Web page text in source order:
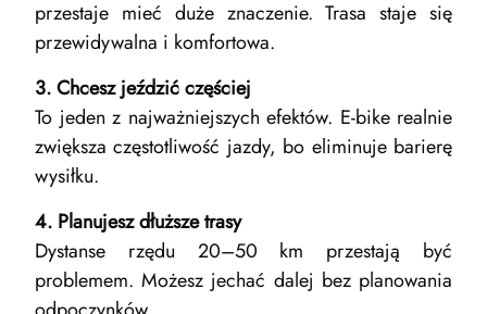
przestaje mieć duże znaczenie. Trasa staje się
przewidywalna i komfortowa.
3. Chcesz jeździć częściej
To jeden z najważniejszych efektów. E-bike realnie
zwiększa częstotliwość jazdy, bo eliminuje barierę
wysiłku.
4. Planujesz dłuższe trasy
Dystanse rzędu 20–50 km przestają być
problemem. Możesz jechać dalej bez planowania